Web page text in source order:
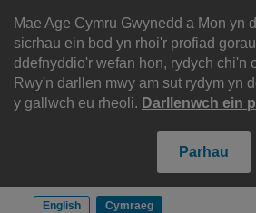
Mae Age Cymru Gwynedd a Mon yn
sicrhau ein bod yn rhoi'r profiad
ddefnyddio'r wefan hon, rydych chi'n
Rwy'n darllen mwy am sut rydym yn
y gallwch eu rheoli. Darllenwch ein
Parhau
cynnwys
English Cymraeg